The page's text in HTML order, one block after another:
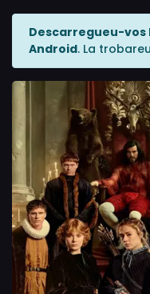
Descarregueu-vos
Android. La